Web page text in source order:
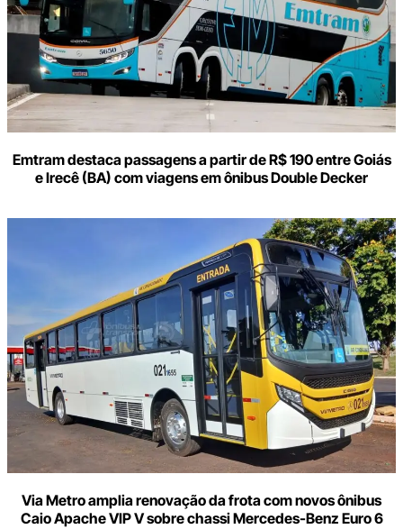
Emtram destaca passagens a partir de R$ 190 entre Goiás
e Irecê (BA) com viagens em ônibus Double Decker
Via Metro amplia renovação da frota com novos ônibus
Caio Apache VIP V sobre chassi Mercedes-Benz Euro 6